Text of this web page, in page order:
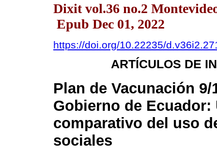
Dixit vol.36 no.2
Epub Dec 01, 2022
https://doi.org/10.22235/
ARTÍCULOS DE
Plan de Vacunación 9/
Gobierno de Ecuador:
comparativo del uso
sociales